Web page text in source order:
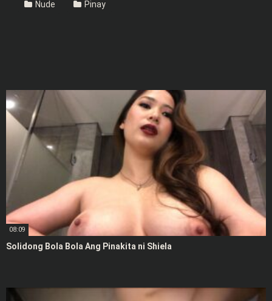
Nude Pinay
08:09
Solidong Bola Bola Ang Pinakita ni Shiela